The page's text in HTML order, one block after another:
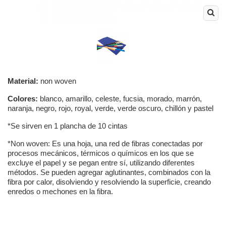
Material: non woven
Colores: blanco, amarillo, celeste, fucsia, morado, marrón,
naranja, negro, rojo, royal, verde, verde oscuro, chillón y pastel
*Se sirven en 1 plancha de 10 cintas
*Non woven: Es una hoja, una red de fibras conectadas por
procesos mecánicos, térmicos o químicos en los que se
excluye el papel y se pegan entre sí, utilizando diferentes
métodos. Se pueden agregar aglutinantes, combinados con la
fibra por calor, disolviendo y resolviendo la superficie, creando
enredos o mechones en la fibra.